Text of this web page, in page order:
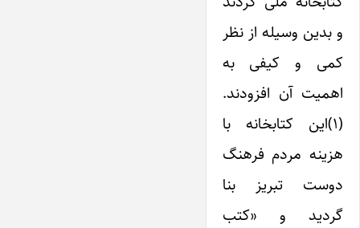
و بدین وسیله از نظر
کمی‌ و کیفی به
اهمیت آن افزودند.
(۱)‌این کتابخانه با
هزینه مردم فرهنگ
دوست تبریز بنا
گردید و «کتب